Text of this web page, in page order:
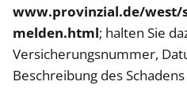
www.provinzial.de/west/
melden.html; halten Sie
Versicherungsnummer,
Beschreibung des